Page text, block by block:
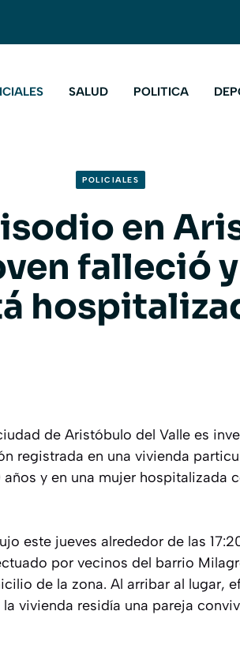
SALUD POLITICA
POLICIALES
en
falleció
de Aristóbulo del Valle es
registrada en una vivienda
y en una mujer hospitalizada
este jueves alrededor de las
por vecinos del barrio
de la zona. Al arribar al lugar,
vivienda residía una pareja